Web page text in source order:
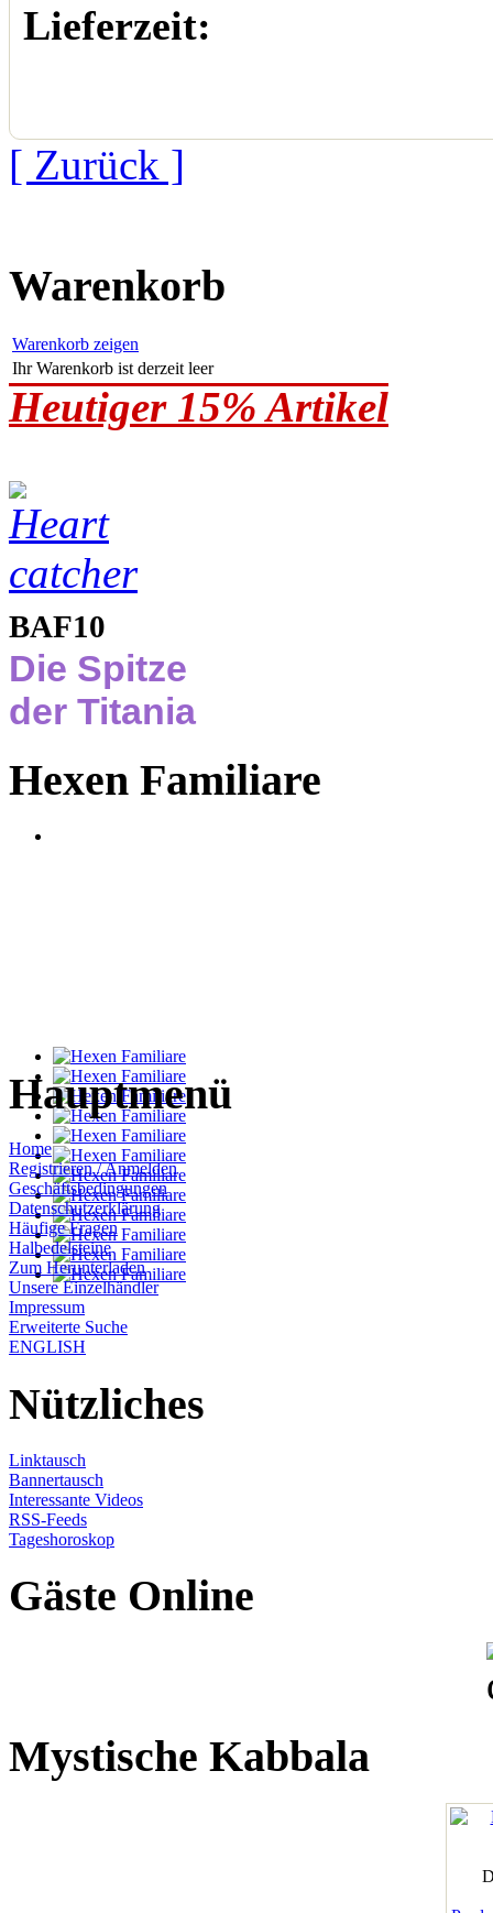
Lieferzeit:
[ Zurück ]
Warenkorb
Warenkorb zeigen
Ihr Warenkorb ist derzeit leer
Heutiger 15% Artikel
BAF10
Die Spitze
der Titania
Hexen Familiare
Hauptmenü
Home
Registrieren / Anmelden
Geschäftsbedingungen
Datenschutzerklärung
Häufige Fragen
Halbedelsteine
Zum Herunterladen
Unsere Einzelhändler
Impressum
Erweiterte Suche
ENGLISH
Nützliches
Linktausch
Bannertausch
Interessante Videos
RSS-Feeds
Tageshoroskop
Gäste Online
Mystische Kabbala